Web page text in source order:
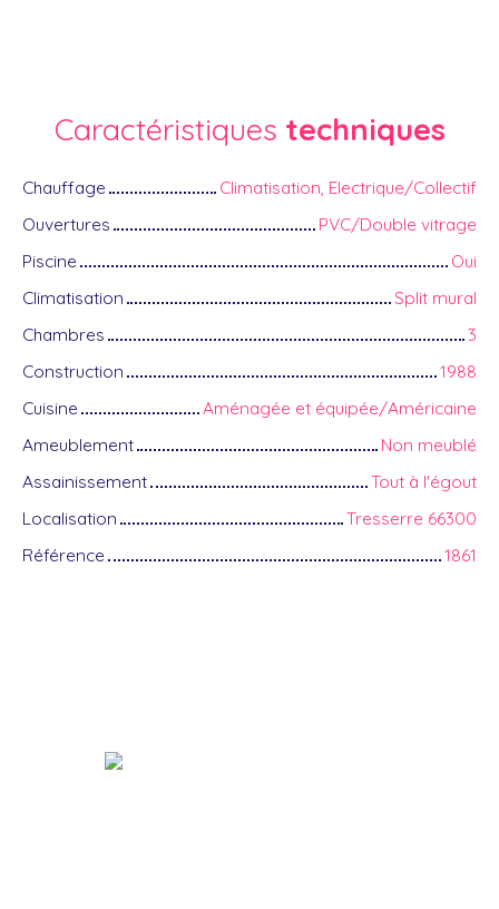
Caractéristiques techniques
Chauffage
Climatisation, Electrique/Collectif
Ouvertures
PVC/Double vitrage
Piscine
Oui
Climatisation
Split mural
Chambres
3
Construction
1988
Cuisine
Aménagée et équipée/Américaine
Ameublement
Non meublé
Assainissement
Tout à l'égout
Localisation
Tresserre 66300
Référence
1861